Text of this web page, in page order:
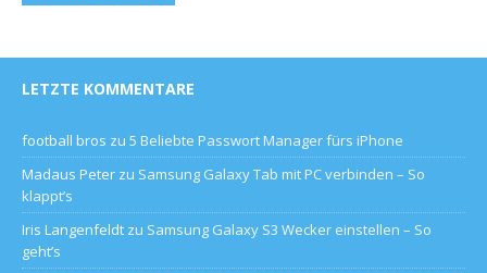
LETZTE KOMMENTARE
football bros zu 5 Beliebte Passwort Manager fürs iPhone
Madaus Peter zu Samsung Galaxy Tab mit PC verbinden – So
klappt’s
Iris Langenfeldt zu Samsung Galaxy S3 Wecker einstellen – So
geht’s